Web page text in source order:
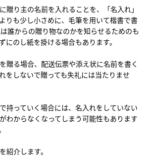
贈り主の名前を入れることを、「名入れ」
りも少し小さめに、毛筆を用いて楷書で書
誰からの贈り物なのかを知らせるためのも
にのし紙を掛ける場合もあります。
贈る場合、配送伝票や添え状に名前を書く
をしないで贈っても失礼には当たりませ
持っていく場合には、名入れをしていない
わからなくなってしまう可能性もあります
紹介します。